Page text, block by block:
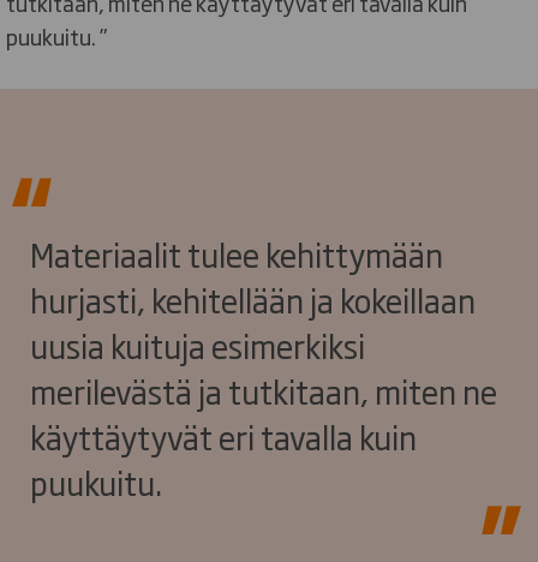
puukuitu. ”
Materiaalit tulee kehittymään
hurjasti, kehitellään ja kokeillaan
uusia kuituja esimerkiksi
merilevästä ja tutkitaan, miten ne
käyttäytyvät eri tavalla kuin
puukuitu.